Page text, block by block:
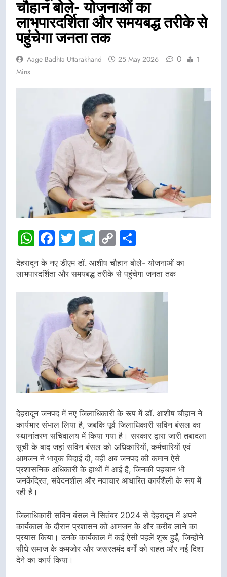
चौहान बोले- योजनाओं का
लाभपारदर्शिता और समयबद्ध तरीके से
पहुंचेगा जनता तक
Aage Badhta Uttarakhand 25 May 2026 0
1
Mins
WhatsApp
Facebook
Twitter
Telegram
Copy
Link
देहरादून के नए डीएम डॉ. आशीष चौहान बोले- योजनाओं का
लाभपारदर्शिता और समयबद्ध तरीके से पहुंचेगा जनता तक
देहरादून जनपद में नए जिलाधिकारी के रूप में डॉ. आशीष चौहान ने
कार्यभार संभाल लिया है, जबकि पूर्व जिलाधिकारी सविन बंसल का
स्थानांतरण सचिवालय में किया गया है। सरकार द्वारा जारी तबादला
सूची के बाद जहां सविन बंसल को अधिकारियों, कर्मचारियों एवं
आमजन ने भावुक विदाई दी, वहीं अब जनपद की कमान ऐसे
प्रशासनिक अधिकारी के हाथों में आई है, जिनकी पहचान भी
जनकेंद्रित, संवेदनशील और नवाचार आधारित कार्यशैली के रूप में
रही है।
जिलाधिकारी सविन बंसल ने सितंबर 2024 से देहरादून में अपने
कार्यकाल के दौरान प्रशासन को आमजन के और करीब लाने का
प्रयास किया। उनके कार्यकाल में कई ऐसी पहलें शुरू हुईं, जिन्होंने
सीधे समाज के कमजोर और जरूरतमंद वर्गों को राहत और नई दिशा
देने का कार्य किया।